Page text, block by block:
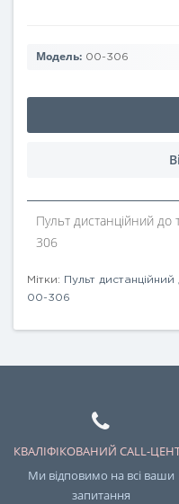
Модель: 00-306
Пульт дистанційний до
306
Мітки: Пульт
00-306
КВАЛІФІКОВАНИЙ CALL-
Ми відповимо на всі ваши
запитання